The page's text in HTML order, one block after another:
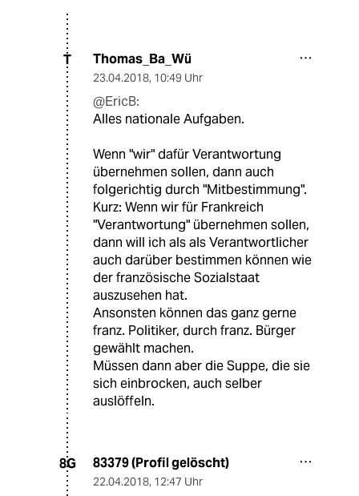
T Thomas_Ba_Wü
23.04.2018, 10:49 Uhr
@EricB:
Alles nationale Aufgaben.
Wenn "wir" dafür Verantwortung
übernehmen sollen, dann auch
folgerichtig durch "Mitbestimmung".
Kurz: Wenn wir für Frankreich
"Verantwortung" übernehmen sollen,
dann will ich als als Verantwortlicher
auch darüber bestimmen können wie
der französische Sozialstaat
auszusehen hat.
Ansonsten können das ganz gerne
franz. Politiker, durch franz. Bürger
gewählt machen.
Müssen dann aber die Suppe, die sie
sich einbrocken, auch selber
auslöffeln.
8G 83379 (Profil gelöscht)
22.04.2018, 12:47 Uhr